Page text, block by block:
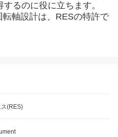
るのに役に立ちます。
軸設計は、RESの特許で
(RES)